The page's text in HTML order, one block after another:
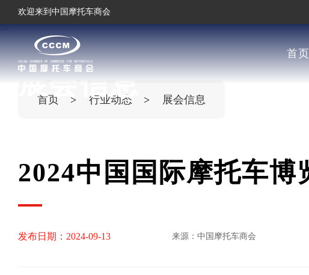
欢迎来到中国摩托车商会
首页
展会信息
首页 行业动态 展会信息
2024中国国际摩托车博
发布日期：2024-09-13 来源：中国摩托车商会